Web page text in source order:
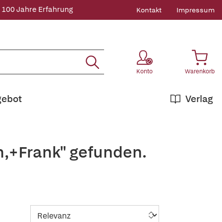
100 Jahre Erfahrung Kontakt Impressum
Konto Warenkorb
Verlag
gefunden.